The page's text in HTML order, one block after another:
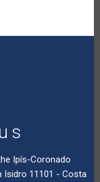
Ipís-Coronado
Isidro 11101 - Costa